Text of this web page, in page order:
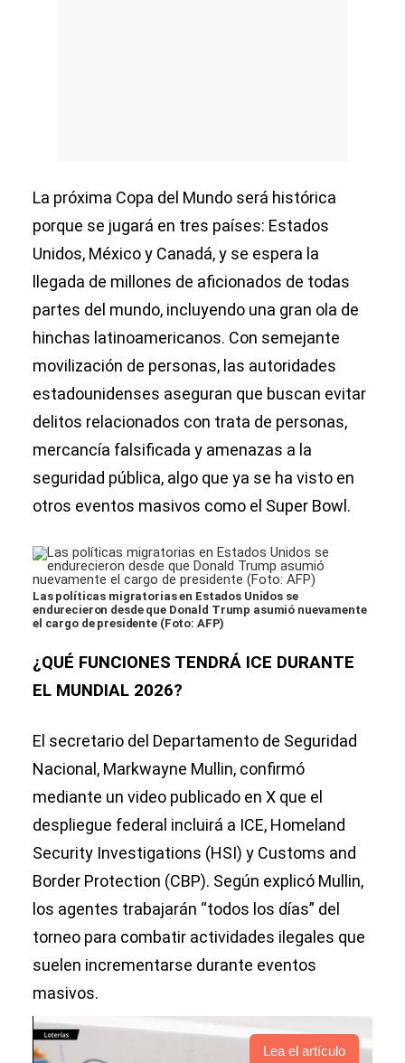
La próxima Copa del Mundo será histórica
porque se jugará en tres países: Estados
Unidos, México y Canadá, y se espera la
llegada de millones de aficionados de todas
partes del mundo, incluyendo una gran ola de
hinchas latinoamericanos. Con semejante
movilización de personas, las autoridades
estadounidenses aseguran que buscan evitar
delitos relacionados con trata de personas,
mercancía falsificada y amenazas a la
seguridad pública, algo que ya se ha visto en
otros eventos masivos como el Super Bowl.
Las políticas migratorias en Estados Unidos se
endurecieron desde que Donald Trump asumió nuevamente
el cargo de presidente (Foto: AFP)
¿QUÉ FUNCIONES TENDRÁ ICE DURANTE
EL MUNDIAL 2026?
El secretario del Departamento de Seguridad
Nacional, Markwayne Mullin, confirmó
mediante un video publicado en X que el
despliegue federal incluirá a ICE, Homeland
Security Investigations (HSI) y Customs and
Border Protection (CBP). Según explicó Mullin,
los agentes trabajarán “todos los días” del
torneo para combatir actividades ilegales que
suelen incrementarse durante eventos
masivos.
Lea el artículo